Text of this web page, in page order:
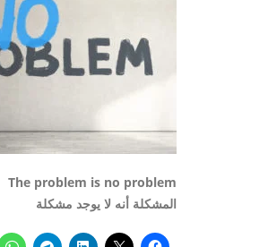
The problem is no problem
المشكلة أنه لا يوجد مشكلة